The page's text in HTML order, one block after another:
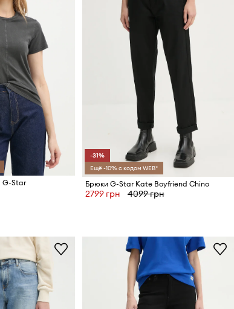
G-Star
-31%
Ещё -10% с кодом WEB*
Брюки G-Star Kate Boyfriend Chino
2799 грн 4099 грн